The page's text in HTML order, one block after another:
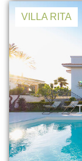
VILLA RITA